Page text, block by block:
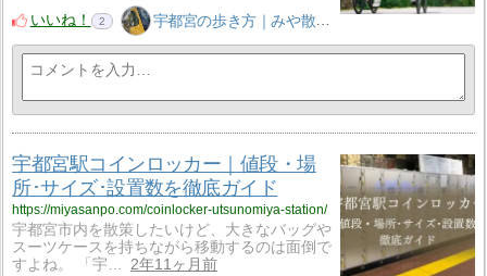
いいね！
2 宇都宮の歩き方｜みや散歩
宇都宮駅コインロッカー｜値段・場
所･サイズ･設置数を徹底ガイド
https://miyasanpo.com/coinlocker-utsunomiya-station/
宇都宮市内を散策したいけど、大きなバッグや
スーツケースを持ちながら移動するのは面倒で
すよね。 「宇…
2年11ヶ月前